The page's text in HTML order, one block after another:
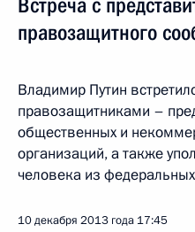
Встреча с
правозащитного
Владимир Путин
правозащитниками –
общественных и
организаций, а также
человека из
10 декабря 2013 года 17:45